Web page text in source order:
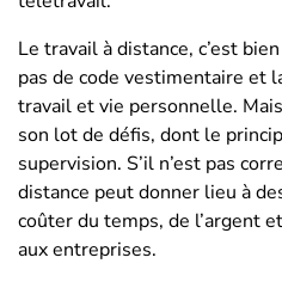
Le travail à distance, c’est
pas de code vestimentaire et
travail et vie personnelle.
son lot de défis, dont le
supervision. S’il n’est pas
distance peut donner lieu à
coûter du temps, de l’argent
aux entreprises.